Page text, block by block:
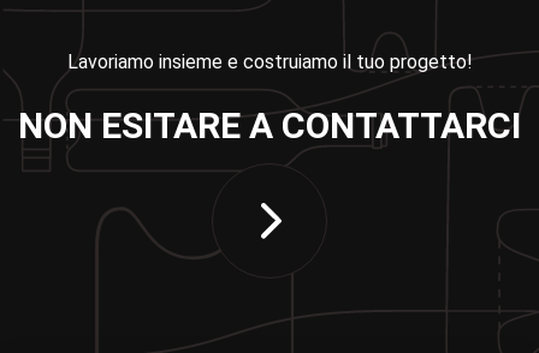
Lavoriamo insieme e costruiamo il tuo progetto!
NON ESITARE A CONTATTARCI